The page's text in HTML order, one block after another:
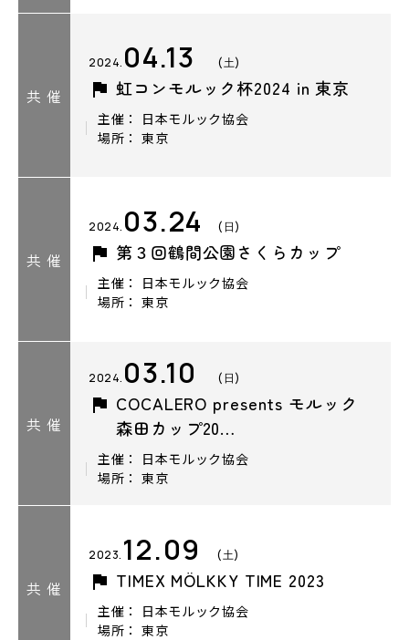
共 催
2024. 04.13 (土)
虹コンモルック杯2024 in 東京
主催： 日本モルック協会
場所： 東京
共 催
2024. 03.24 (日)
第３回鶴間公園さくらカップ
主催： 日本モルック協会
場所： 東京
共 催
2024. 03.10 (日)
COCALERO presents モルック
森田カップ20…
主催： 日本モルック協会
場所： 東京
共 催
2023. 12.09 (土)
TIMEX MÖLKKY TIME 2023
主催： 日本モルック協会
場所： 東京